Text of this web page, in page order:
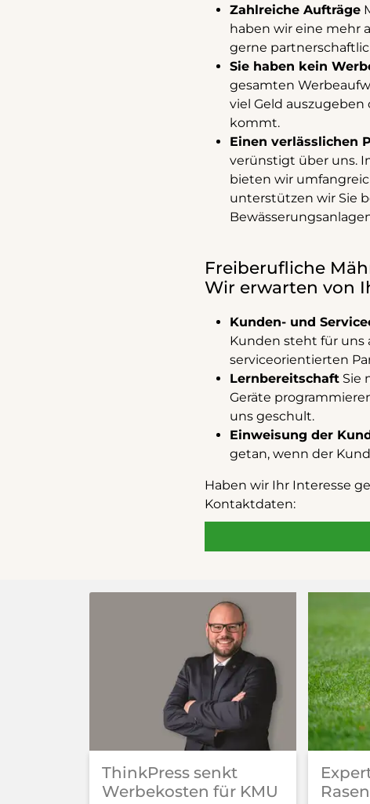
Zahlreiche Aufträge
haben wir eine mehr
gerne
Sie haben kein
gesamten
viel Geld auszugeben
kommt.
Einen verlässlichen
verünstigt über uns.
bieten wir
unterstützen wir Sie
Freiberufliche
Wir erwarten von
Kunden- und
Kunden steht für uns
serviceorientierten
LernbereitschaftSie
Geräte
uns geschult.
Einweisung der
getan, wenn der
Haben wir Ihr Interesse
Kontaktdaten:
ThinkPress senkt
Werbekosten für KMU